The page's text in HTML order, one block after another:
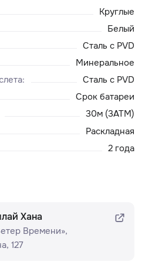
Круглые
Белый
Сталь с PVD
Минеральное
:
Сталь с PVD
Срок батареи
30м (3ATM)
Раскладная
2 года
Хана
Времени»​,
127
Сервисный центр